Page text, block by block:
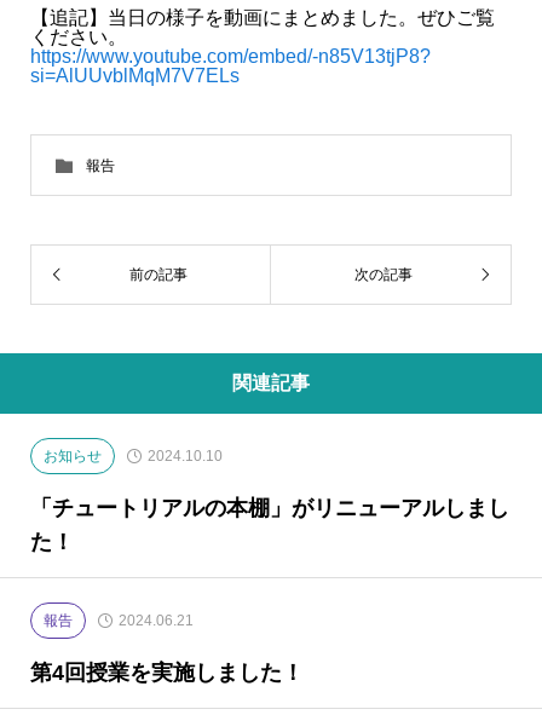
【追記】当日の様子を動画にまとめました。ぜひご覧
ください。
https://www.youtube.com/embed/-n85V13tjP8?
si=AlUUvblMqM7V7ELs
報告
前の記事 次の記事
関連記事
お知らせ 2024.10.10
「チュートリアルの本棚」がリニューアルしまし
た！
報告 2024.06.21
第4回授業を実施しました！